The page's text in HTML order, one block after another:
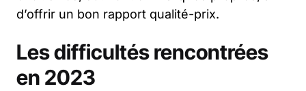
d’offrir un bon rapport qualité-prix.
Les difficultés rencontrées
en 2023